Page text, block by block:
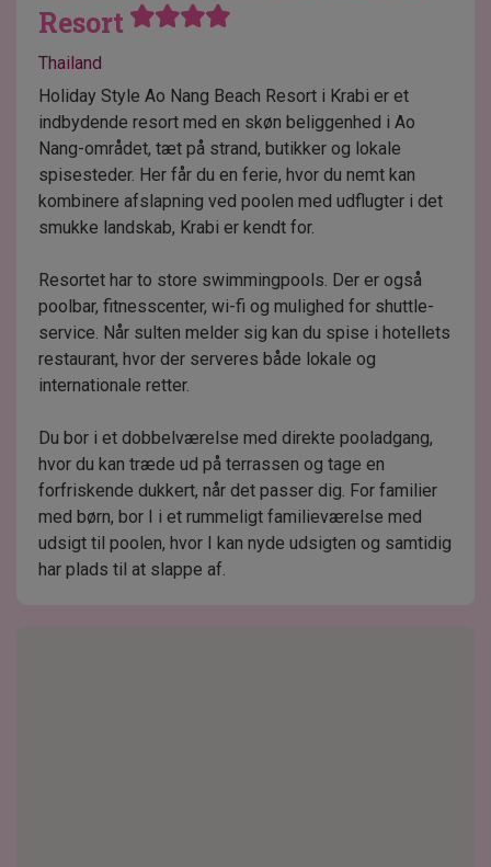
Resort
Thailand
Holiday Style Ao Nang Beach Resort i Krabi er et
indbydende resort med en skøn beliggenhed i Ao
Nang-området, tæt på strand, butikker og lokale
spisesteder. Her får du en ferie, hvor du nemt kan
kombinere afslapning ved poolen med udflugter i det
smukke landskab, Krabi er kendt for.
Resortet har to store swimmingpools. Der er også
poolbar, fitnesscenter, wi-fi og mulighed for shuttle-
service. Når sulten melder sig kan du spise i hotellets
restaurant, hvor der serveres både lokale og
internationale retter.
Du bor i et dobbelværelse med direkte pooladgang,
hvor du kan træde ud på terrassen og tage en
forfriskende dukkert, når det passer dig. For familier
med børn, bor I i et rummeligt familieværelse med
udsigt til poolen, hvor I kan nyde udsigten og samtidig
har plads til at slappe af.